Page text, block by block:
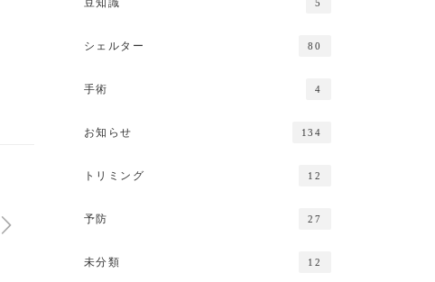
豆知識 5
シェルター 80
手術 4
お知らせ 134
トリミング 12
予防 27
未分類 12